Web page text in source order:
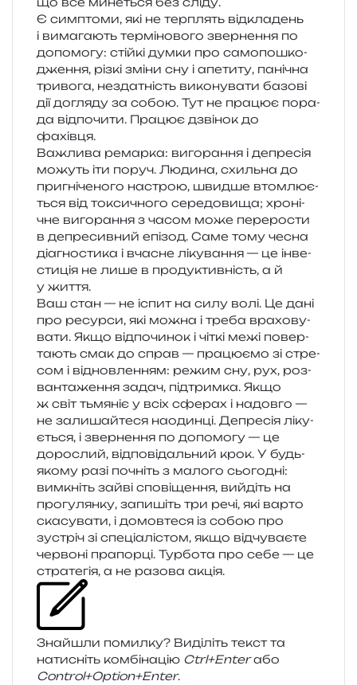
Є сим­пто­ми, які не тер­плять від­кла­день
і вима­га­ють тер­мі­но­во­го звер­не­н­ня по
допо­мо­гу: стій­кі думки про само­по­шко­
дже­н­ня, різкі зміни сну і апе­ти­ту, пані­чна
три­во­га, незда­тність вико­ну­ва­ти базо­ві
дії догля­ду за собою. Тут не пра­цює пора­
да від­по­чи­ти. Працює дзві­нок до
фахівця.
Важлива ремар­ка: виго­ра­н­ня і депре­сія
можуть іти поруч. Людина, схиль­на до
при­гні­че­но­го настрою, швид­ше втом­лю­є­
ться від токси­чно­го сере­до­ви­ща; хро­ні­
чне виго­ра­н­ня з часом може пере­ро­сти
в депре­сив­ний епі­зод. Саме тому чесна
діа­гно­сти­ка і вча­сне ліку­ва­н­ня — це інве­
сти­ція не лише в про­ду­ктив­ність, а й
у життя.
Ваш стан — не іспит на силу волі. Це дані
про ресур­си, які можна і треба вра­хо­ву­
ва­ти. Якщо від­по­чи­нок і чіткі межі повер­
та­ють смак до справ — пра­цю­є­мо зі стре­
сом і від­нов­ле­н­ням: режим сну, рух, роз­
ван­та­же­н­ня задач, під­трим­ка. Якщо
ж світ тьмя­ніє у всіх сфе­рах і надов­го —
не зали­шай­те­ся нао­дин­ці. Депресія ліку­
є­ться, і звер­не­н­ня по допо­мо­гу — це
доро­слий, від­по­від­аль­ний крок. У будь-
якому разі почніть з мало­го сьо­го­дні:
вимкніть зайві спо­ві­ще­н­ня, вийдіть на
про­гу­лян­ку, запи­шіть три речі, які варто
ска­су­ва­ти, і домов­те­ся із собою про
зустріч зі спе­ці­а­лі­стом, якщо від­чу­ва­є­те
чер­во­ні пра­пор­ці. Турбота про себе — це
стра­те­гія, а не разо­ва акція.
Знайшли помил­ку? Виділіть текст та
нати­сніть ком­бі­на­цію Ctrl+Enterабо
Control+Option+Enter.